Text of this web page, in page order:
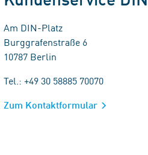
Am DIN-Platz
Burggrafenstraße 6
10787 Berlin
Tel.: +49 30 58885 70070
Zum Kontaktformular